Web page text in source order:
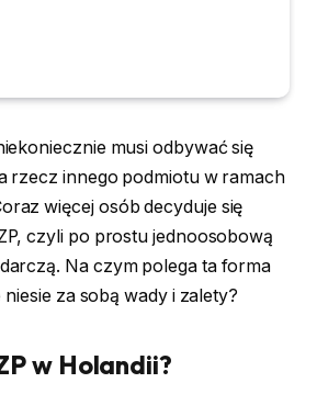
musi odbywać się
rzecz innego podmiotu w ramach
więcej osób decyduje się
czyli po prostu jednoosobową
Na czym polega ta forma
za sobą wady i zalety?
w Holandii?